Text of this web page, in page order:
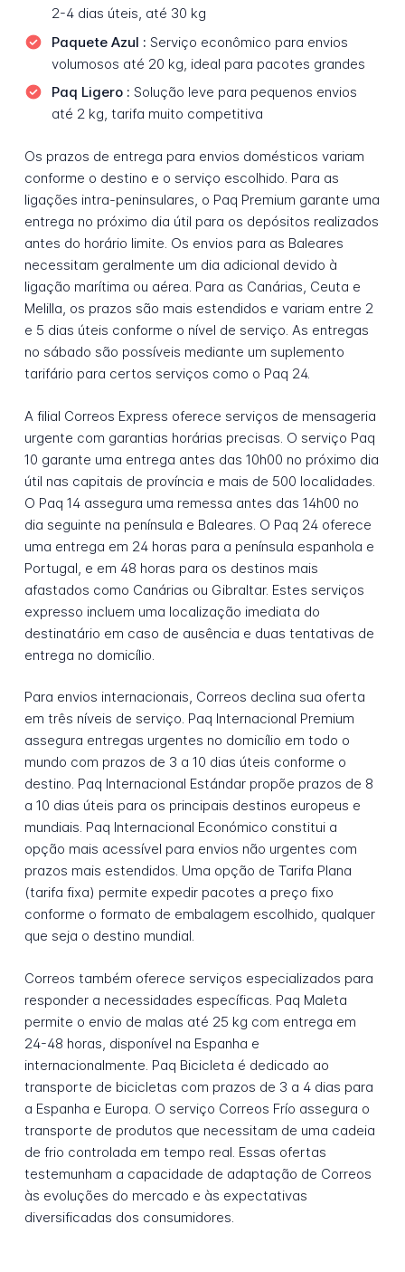
2-4 dias úteis, até 30 kg
Paquete Azul : Serviço econômico para envios
volumosos até 20 kg, ideal para pacotes grandes
Paq Ligero : Solução leve para pequenos envios
até 2 kg, tarifa muito competitiva
Os prazos de entrega para envios domésticos variam
conforme o destino e o serviço escolhido. Para as
ligações intra-peninsulares, o Paq Premium garante uma
entrega no próximo dia útil para os depósitos realizados
antes do horário limite. Os envios para as Baleares
necessitam geralmente um dia adicional devido à
ligação marítima ou aérea. Para as Canárias, Ceuta e
Melilla, os prazos são mais estendidos e variam entre 2
e 5 dias úteis conforme o nível de serviço. As entregas
no sábado são possíveis mediante um suplemento
tarifário para certos serviços como o Paq 24.
A filial Correos Express oferece serviços de mensageria
urgente com garantias horárias precisas. O serviço Paq
10 garante uma entrega antes das 10h00 no próximo dia
útil nas capitais de província e mais de 500 localidades.
O Paq 14 assegura uma remessa antes das 14h00 no
dia seguinte na península e Baleares. O Paq 24 oferece
uma entrega em 24 horas para a península espanhola e
Portugal, e em 48 horas para os destinos mais
afastados como Canárias ou Gibraltar. Estes serviços
expresso incluem uma localização imediata do
destinatário em caso de ausência e duas tentativas de
entrega no domicílio.
Para envios internacionais, Correos declina sua oferta
em três níveis de serviço. Paq Internacional Premium
assegura entregas urgentes no domicílio em todo o
mundo com prazos de 3 a 10 dias úteis conforme o
destino. Paq Internacional Estándar propõe prazos de 8
a 10 dias úteis para os principais destinos europeus e
mundiais. Paq Internacional Económico constitui a
opção mais acessível para envios não urgentes com
prazos mais estendidos. Uma opção de Tarifa Plana
(tarifa fixa) permite expedir pacotes a preço fixo
conforme o formato de embalagem escolhido, qualquer
que seja o destino mundial.
Correos também oferece serviços especializados para
responder a necessidades específicas. Paq Maleta
permite o envio de malas até 25 kg com entrega em
24-48 horas, disponível na Espanha e
internacionalmente. Paq Bicicleta é dedicado ao
transporte de bicicletas com prazos de 3 a 4 dias para
a Espanha e Europa. O serviço Correos Frío assegura o
transporte de produtos que necessitam de uma cadeia
de frio controlada em tempo real. Essas ofertas
testemunham a capacidade de adaptação de Correos
às evoluções do mercado e às expectativas
diversificadas dos consumidores.